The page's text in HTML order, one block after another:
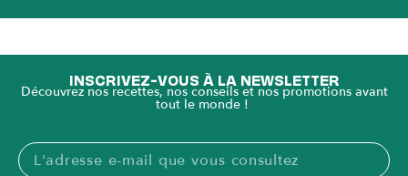
INSCRIVEZ-VOUS À LA NEWSLETTER
Découvrez nos recettes, nos conseils et nos promotions avant
tout le monde !